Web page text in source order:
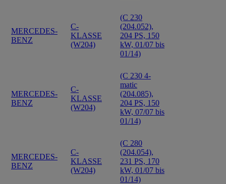
MERCEDES-
BENZ
C-
KLASSE
(W204)
(C 230
(204.052),
204 PS, 150
kW, 01/07 bis
01/14)
MERCEDES-
BENZ
C-
KLASSE
(W204)
(C 230 4-
matic
(204.085),
204 PS, 150
kW, 07/07 bis
01/14)
MERCEDES-
BENZ
C-
KLASSE
(W204)
(C 280
(204.054),
231 PS, 170
kW, 01/07 bis
01/14)